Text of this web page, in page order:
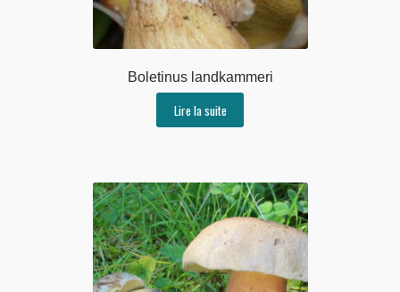
Boletinus landkammeri
Lire la suite